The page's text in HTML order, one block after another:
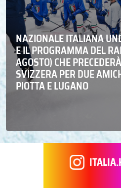
NAZIONALE ITALIANA
E IL PROGRAMMA DEL
AGOSTO) CHE
SVIZZERA PER DUE
PIOTTA E LUGANO